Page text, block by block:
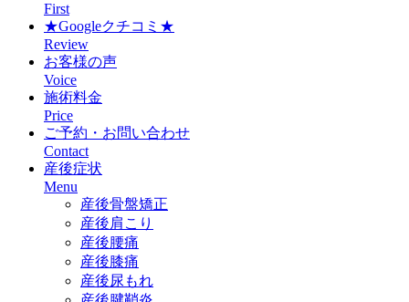
First
★Googleクチコミ★
Review
お客様の声
Voice
施術料金
Price
ご予約・お問い合わせ
Contact
産後症状
Menu
産後骨盤矯正
産後肩こり
産後腰痛
産後膝痛
産後尿もれ